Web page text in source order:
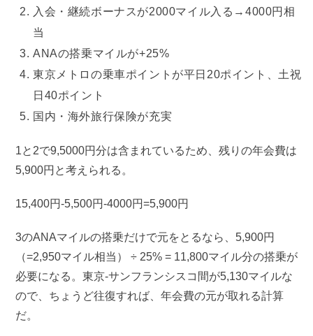
入会・継続ボーナスが2000マイル入る→4000円相
当
ANAの搭乗マイルが+25%
東京メトロの乗車ポイントが平日20ポイント、土祝
日40ポイント
国内・海外旅行保険が充実
1と2で9,5000円分は含まれているため、残りの年会費は
5,900円と考えられる。
15,400円-5,500円-4000円=5,900円
3のANAマイルの搭乗だけで元をとるなら、5,900円
（=2,950マイル相当） ÷ 25% = 11,800マイル分の搭乗が
必要になる。東京-サンフランシスコ間が5,130マイルな
ので、ちょうど往復すれば、年会費の元が取れる計算
だ。